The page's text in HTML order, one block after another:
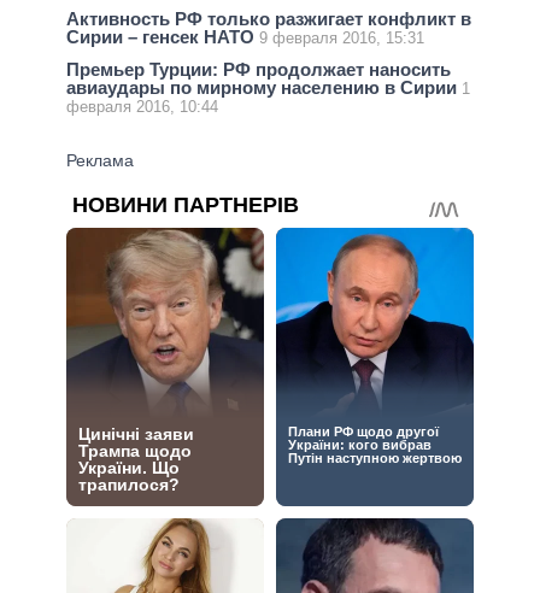
Активность РФ только разжигает конфликт в
Сирии – генсек НАТО 9 февраля 2016, 15:31
Премьер Турции: РФ продолжает наносить
авиаудары по мирному населению в Сирии 1
февраля 2016, 10:44